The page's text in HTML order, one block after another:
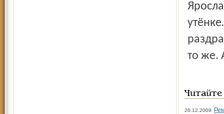
то же.
26.12.2009